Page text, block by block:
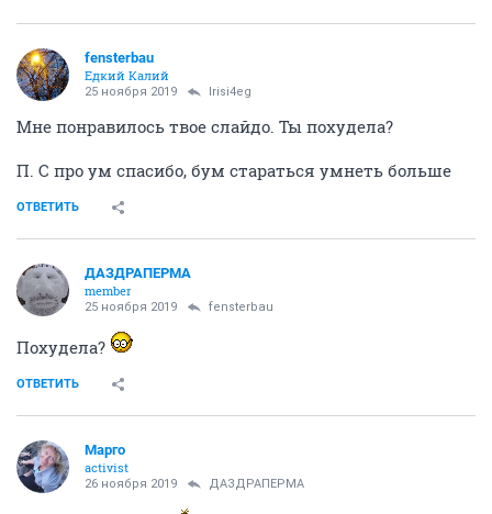
fensterbau
Едкий Калий
25 ноября 2019 Irisi4eg
Мне понравилось твое слайдо. Ты похудела?
П. С про ум спасибо, бум стараться умнеть больше
ОТВЕТИТЬ
ДАЗДРАПЕРМА
member
25 ноября 2019 fensterbau
Похудела?
ОТВЕТИТЬ
Mаргo
activist
26 ноября 2019 ДАЗДРАПЕРМА